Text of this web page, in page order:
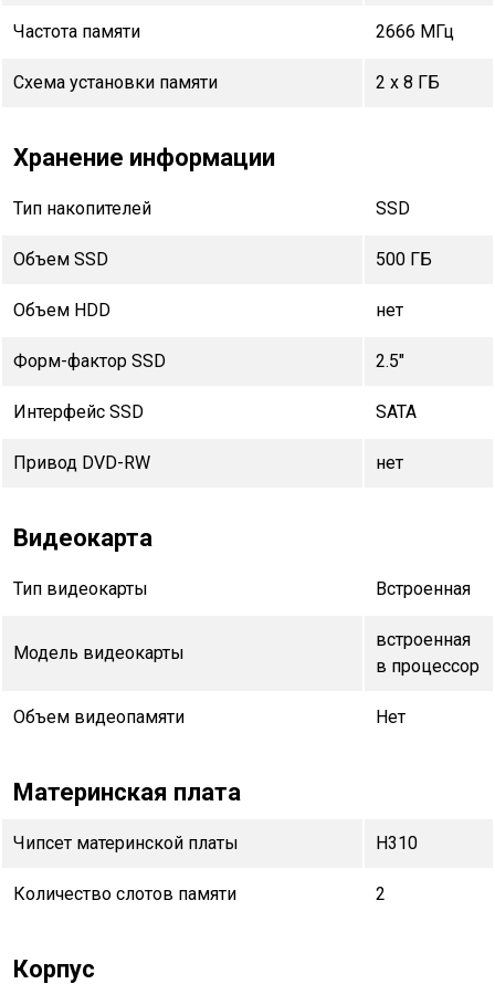
Частота памяти 2666 МГц
Схема установки памяти 2 x 8 ГБ
Хранение информации
Тип накопителей SSD
Объем SSD 500 ГБ
Объем HDD нет
Форм-фактор SSD 2.5"
Интерфейс SSD SATA
Привод DVD-RW нет
Видеокарта
Тип видеокарты Встроенная
Модель видеокарты
встроенная
в процессор
Объем видеопамяти Нет
Материнская плата
Чипсет материнской платы H310
Количество слотов памяти 2
Корпус